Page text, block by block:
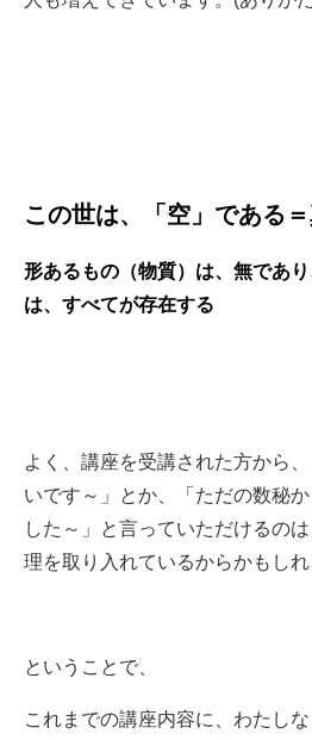
この世は、「空」である
形あるもの（物質）は、無であ
は、すべてが存在する
よく、講座を受講された方から
いです～」とか、「ただの数秘
した～」と言っていただけるの
理を取り入れているからかもしれ
ということで、
これまでの講座内容に、わたし